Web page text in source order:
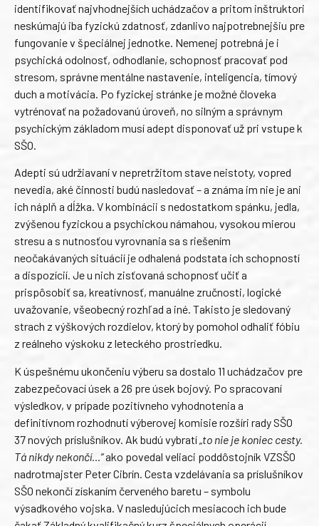
identifikovať najvhodnejších uchádzačov a pritom inštruktori
neskúmajú iba fyzickú zdatnosť, zdanlivo najpotrebnejšiu pre
fungovanie v špeciálnej jednotke. Nemenej potrebná je i
psychická odolnosť, odhodlanie, schopnosť pracovať pod
stresom, správne mentálne nastavenie, inteligencia, tímový
duch a motivácia. Po fyzickej stránke je možné človeka
vytrénovať na požadovanú úroveň, no silným a správnym
psychickým základom musí adept disponovať už pri vstupe k
SŠO.
Adepti sú udržiavaní v nepretržitom stave neistoty, vopred
nevedia, aké činnosti budú nasledovať – a známa im nie je ani
ich náplň a dĺžka. V kombinácii s nedostatkom spánku, jedla,
zvýšenou fyzickou a psychickou námahou, vysokou mierou
stresu a s nutnosťou vyrovnania sa s riešením
neočakávaných situácií je odhalená podstata ich schopností
a dispozícií. Je u nich zisťovaná schopnosť učiť a
prispôsobiť sa, kreatívnosť, manuálne zručnosti, logické
uvažovanie, všeobecný rozhľad a iné. Takisto je sledovaný
strach z výškových rozdielov, ktorý by pomohol odhaliť fóbiu
z reálneho výskoku z leteckého prostriedku.
K úspešnému ukončeniu výberu sa dostalo 11 uchádzačov pre
zabezpečovací úsek a 26 pre úsek bojový. Po spracovaní
výsledkov, v prípade pozitívneho vyhodnotenia a
definitívnom rozhodnutí výberovej komisie rozšíri rady SŠO
37 nových príslušníkov. Ak budú vybratí „to nie je koniec cesty.
Tá nikdy nekončí…“ako povedal veliaci poddôstojník VZSŠO
nadrotmajster Peter Cibrín. Cesta vzdelávania sa príslušníkov
SŠO nekončí získaním červeného baretu – symbolu
výsadkového vojska. V nasledujúcich mesiacoch ich bude